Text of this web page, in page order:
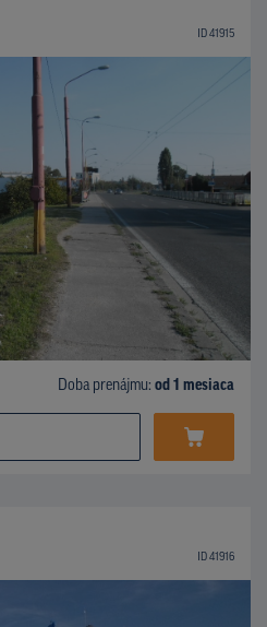
ID 41915
Doba prenájmu: od 1 mesiaca
ID 41916